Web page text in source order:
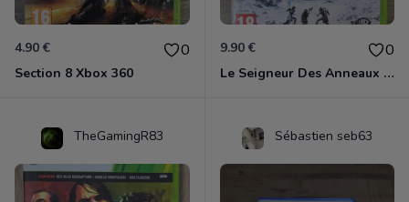
4.90 € 0
Section 8 Xbox 360
9.90 € 0
Le Seigneur Des Anneaux - La Guerre Du Nord Xbox 360
TheGamingR83 Sébastien seb63